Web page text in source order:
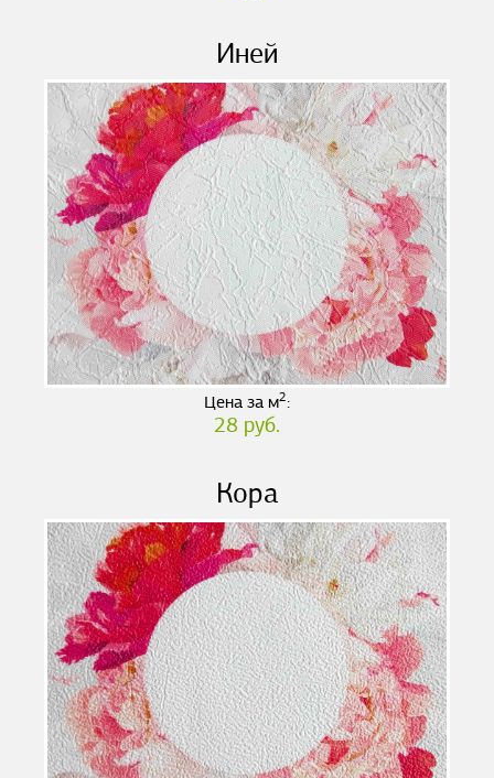
Иней
Цена за м2:
28 руб.
Кора